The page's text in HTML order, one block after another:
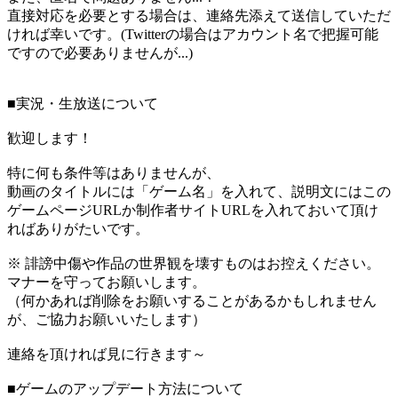
直接対応を必要とする場合は、連絡先添えて送信していただ
ければ幸いです。(Twitterの場合はアカウント名で把握可能
ですので必要ありませんが...)
■実況・生放送について
歓迎します！
特に何も条件等はありませんが、
動画のタイトルには「ゲーム名」を入れて、説明文にはこの
ゲームページURLか制作者サイトURLを入れておいて頂け
ればありがたいです。
※ 誹謗中傷や作品の世界観を壊すものはお控えください。
マナーを守ってお願いします。
（何かあれば削除をお願いすることがあるかもしれません
が、ご協力お願いいたします）
連絡を頂ければ見に行きます～
■ゲームのアップデート方法について